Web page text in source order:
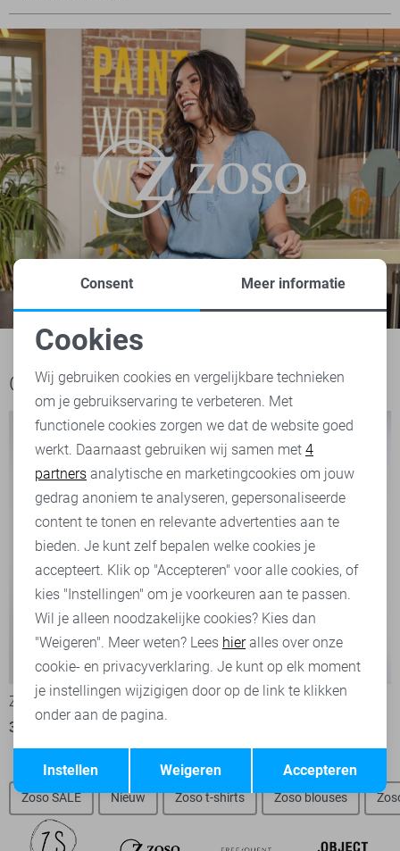
Ook het bekijken waard
-50%
Zoso Blouse
35,00
-50%
Zoso Trui
Zoso SALE Nieuw Zoso t-shirts Zoso blouses
Noodzakelijke cookies
Personalisatie cookies
Analytische cookies
Marketing cookies
Terug Opslaan
Consent Meer informatie
Cookies
Wij gebruiken cookies en vergelijkbare technieken
om je gebruikservaring te verbeteren. Met
functionele cookies zorgen we dat de website goed
werkt. Daarnaast gebruiken wij samen met 4
partners analytische en marketingcookies om jouw
gedrag anoniem te analyseren, gepersonaliseerde
content te tonen en relevante advertenties aan te
bieden. Je kunt zelf bepalen welke cookies je
accepteert. Klik op "Accepteren" voor alle cookies, of
kies "Instellingen" om je voorkeuren aan te passen.
Wil je alleen noodzakelijke cookies? Kies dan
"Weigeren". Meer weten? Lees hieralles over onze
cookie- en privacyverklaring. Je kunt op elk moment
je instellingen wijzigigen door op de link te klikken
onder aan de pagina.
Accepteren
Weigeren
Instellen